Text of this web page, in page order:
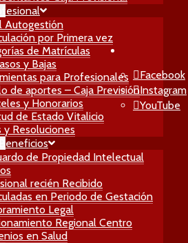
Facebook
Instagram
YouTube
Autogestión
por Primera vez
de Matrículas
y Bajas
para Profesionales
de aportes – Caja Previsión
y Honorarios
de Estado Vitalicio
y Resoluciones
de Propiedad Intelectual
recién Recibido
en Periodo de Gestación
Legal
Regional Centro
en Salud